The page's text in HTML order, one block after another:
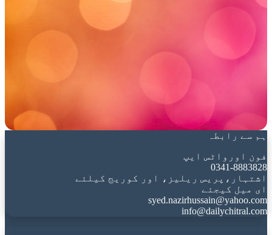
ہم سے رابطہ
فون اورواٹس ایپ
0341-8883828
اشتہار،پریس ریلیز، اور کوریج کیلئے
ای میل کیجئے
syed.nazirhussain@yahoo.com
info@dailychitral.com